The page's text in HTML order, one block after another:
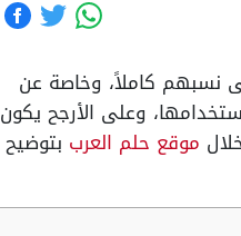
نسبهم كاملاً، وخاصة عن
وعلى الأرجح يكون
موقع حلم العرب بتوضيح